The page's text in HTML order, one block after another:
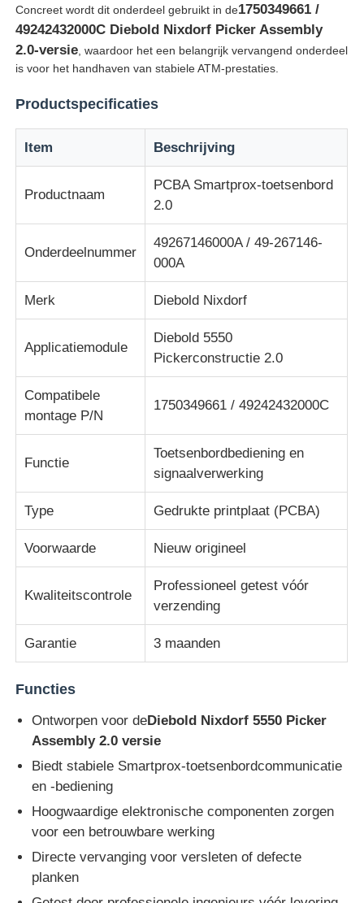
Thuis
Videos
Over ons
Kwaliteitscontrole
Contacteer ons
nieuws
Vraag een offerte aan
Diebold ATM-onderdelen
Wincor ATM-onderdelen
Hyosung ATM onderdelen
Fujitsu ATM-onderdelen
Hitachi ATM-onderdelen
Concreet wordt dit onderdeel gebruikt in de1750349661 /
49242432000C Diebold Nixdorf Picker Assembly
2.0-versie , waardoor het een belangrijk vervangend onderdeel
is voor het handhaven van stabiele ATM-prestaties.
Productspecificaties
Item Beschrijving
Productnaam
PCBA Smartprox-toetsenbord
2.0
Onderdeelnummer
49267146000A / 49-267146-
000A
Merk Diebold Nixdorf
Applicatiemodule
Diebold 5550
Pickerconstructie 2.0
Compatibele
montage P/N
1750349661 / 49242432000C
Functie
Toetsenbordbediening en
signaalverwerking
Type Gedrukte printplaat (PCBA)
Voorwaarde Nieuw origineel
Kwaliteitscontrole
Professioneel getest vóór
verzending
Garantie 3 maanden
Functies
Ontworpen voor deDiebold Nixdorf 5550 Picker
Assembly 2.0 versie
Biedt stabiele Smartprox-toetsenbordcommunicatie
en -bediening
Hoogwaardige elektronische componenten zorgen
voor een betrouwbare werking
Directe vervanging voor versleten of defecte
planken